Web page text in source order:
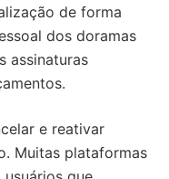
de forma
dos doramas
assinaturas
e reativar
Muitas plataformas